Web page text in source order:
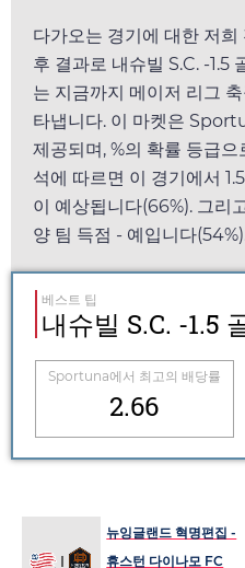
다가오는 경기에 대한 저희
후 결과로 내슈빌 S.C. -1.5
는 지금까지 메이저 리그
타냅니다. 이 마켓은
제공되며, %의 확률 등급
석에 따르면 이 경기에서
이 예상됩니다(66%). 그리
양 팀 득점 - 예입니다
베스트 팁
내슈빌 S.C. -1.5
Sportuna에서 최고의 배당률
2.66
뉴잉글랜드 혁명편집 -
휴스턴 다이나모 FC